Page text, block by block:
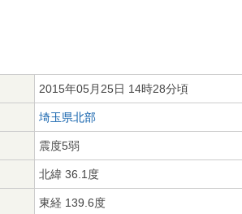
2015年05月25日 14時28分頃
埼玉県北部
震度5弱
北緯 36.1度
東経 139.6度